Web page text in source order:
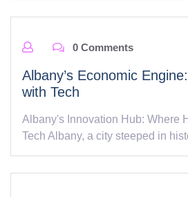
0 Comments
Albany’s Economic
with Tech
Albany's Innovation Hub: Where
Tech Albany, a city steeped in